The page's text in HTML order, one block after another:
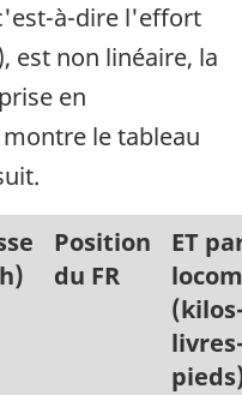
à-dire l'effort
est non linéaire, la
en
le tableau
Position
du FR
ET